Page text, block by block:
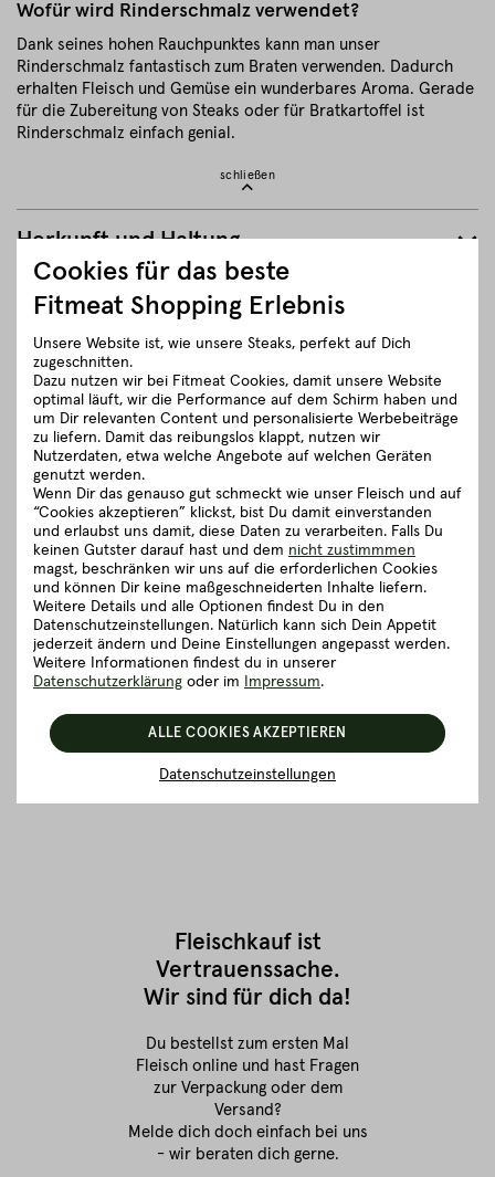
Wofür wird Rinderschmalz verwendet?
Dank seines hohen Rauchpunktes kann man unser
Rinderschmalz fantastisch zum Braten verwenden. Dadurch
erhalten Fleisch und Gemüse ein wunderbares Aroma. Gerade
für die Zubereitung von Steaks oder für Bratkartoffel ist
Rinderschmalz einfach genial.
schließen
Herkunft und Haltung
Details zum Artikel ”Rinderschmalz”
Gut zu wissen
Verpackung und Lieferung
5 richtig gute Gründe für Fitmeat
ZURÜCK ZUR ÜBERSICHT
Fleischkauf ist
Vertrauenssache.
Wir sind für dich da!
Du bestellst zum ersten Mal
Fleisch online und hast Fragen
zur Verpackung oder dem
Versand?
Melde dich doch einfach bei uns
- wir beraten dich gerne.
Cookies für das beste
Fitmeat Shopping Erlebnis
Unsere Website ist, wie unsere Steaks, perfekt auf Dich
zugeschnitten.
Dazu nutzen wir bei Fitmeat Cookies, damit unsere Website
optimal läuft, wir die Performance auf dem Schirm haben und
um Dir relevanten Content und personalisierte Werbebeiträge
zu liefern. Damit das reibungslos klappt, nutzen wir
Nutzerdaten, etwa welche Angebote auf welchen Geräten
genutzt werden.
Wenn Dir das genauso gut schmeckt wie unser Fleisch und auf
“Cookies akzeptieren” klickst, bist Du damit einverstanden
und erlaubst uns damit, diese Daten zu verarbeiten. Falls Du
keinen Gutster darauf hast und dem nicht zustimmmen
magst, beschränken wir uns auf die erforderlichen Cookies
und können Dir keine maßgeschneiderten Inhalte liefern.
Weitere Details und alle Optionen findest Du in den
Datenschutzeinstellungen. Natürlich kann sich Dein Appetit
jederzeit ändern und Deine Einstellungen angepasst werden.
Weitere Informationen findest du in unserer
Datenschutzerklärung oder im Impressum.
Datenschutzeinstellungen
ALLE COOKIES AKZEPTIEREN